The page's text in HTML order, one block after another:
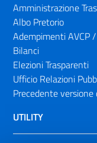
Amministrazione
Albo Pretorio
Adempimenti AVCP
Bilanci
Elezioni Trasparenti
Ufficio Relazioni
Precedente
UTILITY